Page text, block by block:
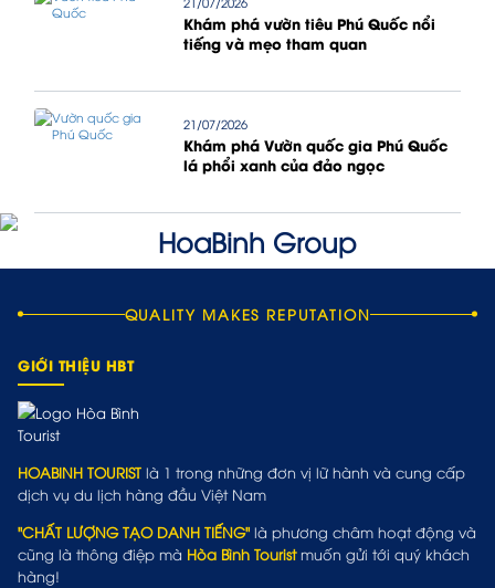
Khám phá vườn tiêu Phú Quốc nổi
tiếng và mẹo tham quan
21/07/2026
Khám phá Vườn quốc gia Phú Quốc
lá phổi xanh của đảo ngọc
QUALITY MAKES REPUTATION
GIỚI THIỆU HBT
HOABINH TOURIST là 1 trong những đơn vị lữ hành và cung cấp
dịch vụ du lịch hàng đầu Việt Nam
"CHẤT LƯỢNG TẠO DANH TIẾNG" là phương châm hoạt động và
cũng là thông điệp mà Hòa Bình Touristmuốn gửi tới quý khách
hàng!